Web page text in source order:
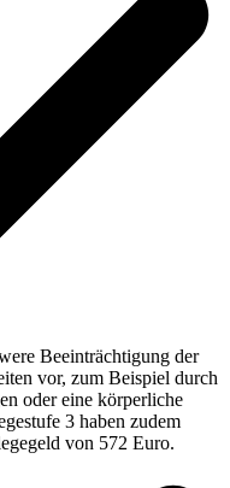
Beeinträchtigung der
vor, zum Beispiel durch
oder eine körperliche
3 haben zudem
von 572 Euro.